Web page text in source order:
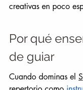
creativas en poco
Por qué
de guiar
Cuando dominas el